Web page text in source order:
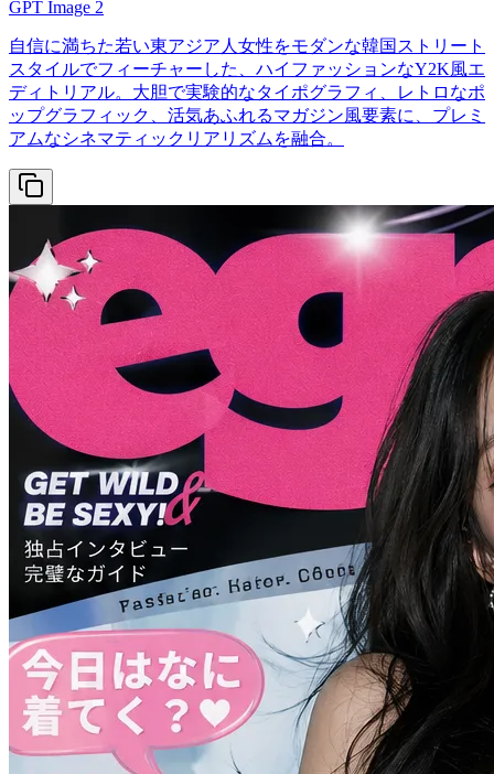
GPT Image 2
自信に満ちた若い東アジア人女性をモダンな韓国ストリート
スタイルでフィーチャーした、ハイファッションなY2K風エ
ディトリアル。大胆で実験的なタイポグラフィ、レトロなポ
ップグラフィック、活気あふれるマガジン風要素に、プレミ
アムなシネマティックリアリズムを融合。